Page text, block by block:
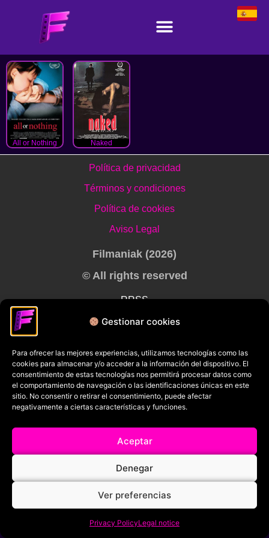
Gestionar cookies
Para ofrecer las mejores experiencias, utilizamos tecnologías como las
cookies para almacenar y/o acceder a la información del dispositivo. El
consentimiento de estas tecnologías nos permitirá procesar datos como
el comportamiento de navegación o las identificaciones únicas en este
sitio. No consentir o retirar el consentimiento, puede afectar
negativamente a ciertas características y funciones.
Aceptar
Denegar
Ver preferencias
Privacy PolicyLegal notice
All or Nothing Naked
Política de privacidad
Términos y condiciones
Política de cookies
Aviso Legal
Filmaniak (2026)
© All rights reserved
RRSS